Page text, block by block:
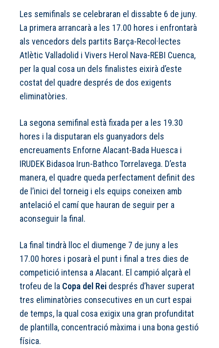
Les semifinals se celebraran el dissabte 6 de juny.
La primera arrancarà a les 17.00 hores i enfrontarà
als vencedors dels partits Barça-Recol·lectes
Atlètic Valladolid i Vivers Herol Nava-REBI Cuenca,
per la qual cosa un dels finalistes eixirà d’este
costat del quadre després de dos exigents
eliminatòries.
La segona semifinal està fixada per a les 19.30
hores i la disputaran els guanyadors dels
encreuaments Enforne Alacant-Bada Huesca i
IRUDEK Bidasoa Irun-Bathco Torrelavega. D’esta
manera, el quadre queda perfectament definit des
de l’inici del torneig i els equips coneixen amb
antelació el camí que hauran de seguir per a
aconseguir la final.
La final tindrà lloc el diumenge 7 de juny a les
17.00 hores i posarà el punt i final a tres dies de
competició intensa a Alacant. El campió alçarà el
trofeu de la Copa del Rei després d’haver superat
tres eliminatòries consecutives en un curt espai
de temps, la qual cosa exigix una gran profunditat
de plantilla, concentració màxima i una bona gestió
física.